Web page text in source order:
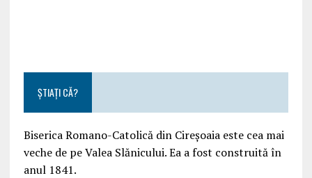
ȘTIAȚI CĂ?
Biserica Romano-Catolică din Cireșoaia este cea mai
veche de pe Valea Slănicului. Ea a fost construită în
anul 1841.